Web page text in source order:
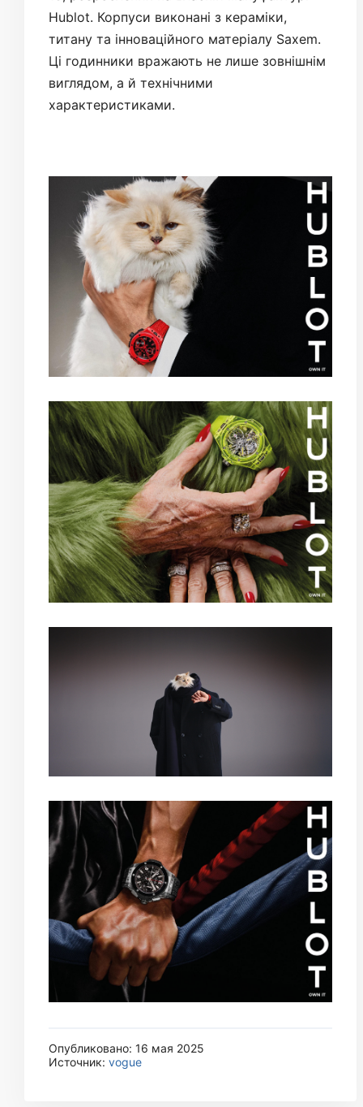
Hublot. Корпуси виконані з кераміки,
титану та інноваційного матеріалу Saxem.
Ці годинники вражають не лише зовнішнім
виглядом, а й технічними
характеристиками.
Опубликовано: 16 мая 2025
Источник: vogue